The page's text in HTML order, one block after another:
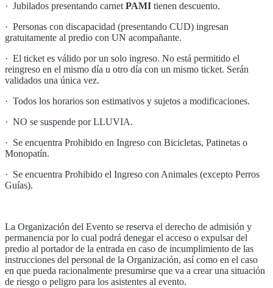
· Jubilados presentando carnetPAMI tienen descuento.
· Personas con discapacidad (presentando CUD) ingresan
gratuitamente al predio con UN acompañante.
· El ticket es válido por un solo ingreso. No está permitido el
reingreso en el mismo día u otro día con un mismo ticket. Serán
validados una única vez.
· Todos los horarios son estimativos y sujetos a modificaciones.
· NO se suspende por LLUVIA.
· Se encuentra Prohibido en Ingreso con Bicicletas, Patinetas o
Monopatín.
· Se encuentra Prohibido el Ingreso con Animales (excepto Perros
Guías).
La Organización del Evento se reserva el derecho de admisión y
permanencia por lo cual podrá denegar el acceso o expulsar del
predio al portador de la entrada en caso de incumplimiento de las
instrucciones del personal de la Organización, así como en el caso
en que pueda racionalmente presumirse que va a crear una situación
de riesgo o peligro para los asistentes al evento.